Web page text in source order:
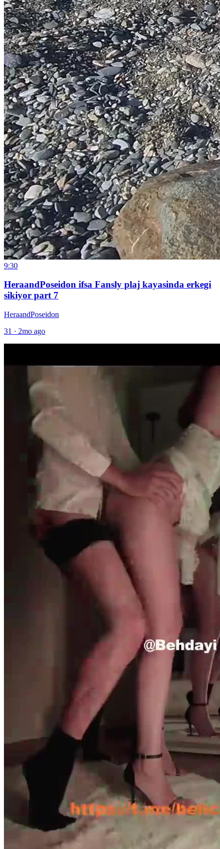
9:30
HeraandPoseidon ifsa Fansly plaj kayasinda erkegi
sikiyor part 7
HeraandPoseidon
31 · 2mo ago